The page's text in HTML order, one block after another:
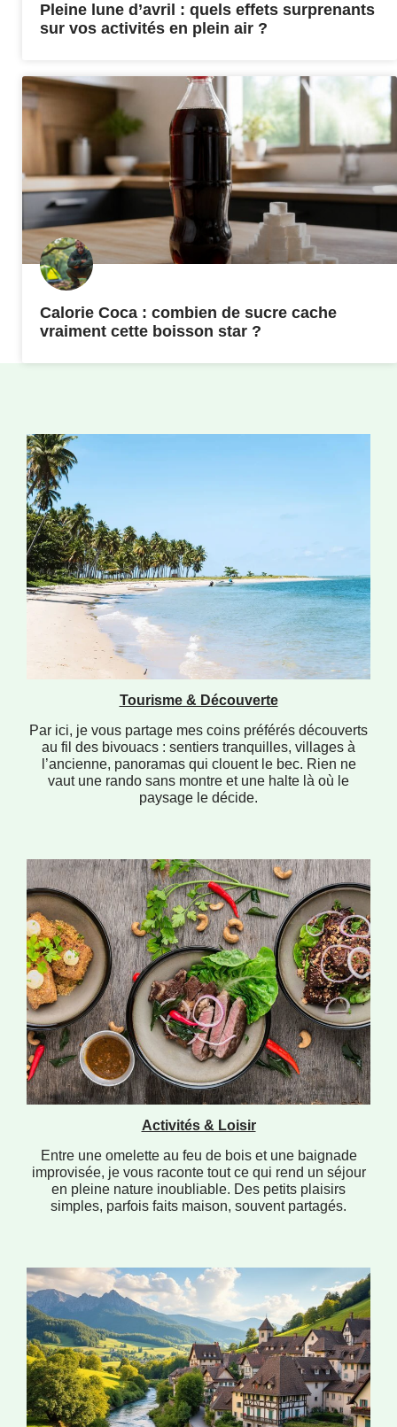
Pleine lune d’avril : quels effets surprenants
sur vos activités en plein air ?
Calorie Coca : combien de sucre cache
vraiment cette boisson star ?
Tourisme & Découverte
Par ici, je vous partage mes coins préférés découverts
au fil des bivouacs : sentiers tranquilles, villages à
l’ancienne, panoramas qui clouent le bec. Rien ne
vaut une rando sans montre et une halte là où le
paysage le décide.
Activités & Loisir
Entre une omelette au feu de bois et une baignade
improvisée, je vous raconte tout ce qui rend un séjour
en pleine nature inoubliable. Des petits plaisirs
simples, parfois faits maison, souvent partagés.